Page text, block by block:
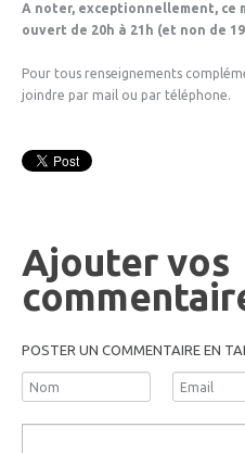
A noter, exceptionnellement, ce
ouvert de 20h à 21h (et non de
Pour tous renseignements
joindre par mail ou par téléphone.
Ajouter vos
POSTER UN COMMENTAIRE EN